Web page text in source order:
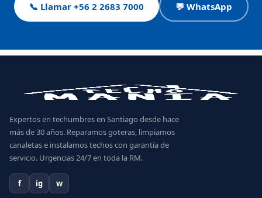
📞 Llamar +56 2 2683 7000 💬 WhatsApp
Expertos en techumbres en Santiago desde hace
más de 30 años. Reparamos goteras, limpiamos
canaletas e instalamos techos con garantía de
servicio. Urgencias 24/7 en toda la RM.
f ig w